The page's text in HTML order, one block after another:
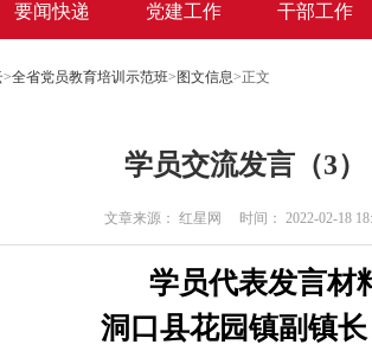
要闻快递 党建工作 干部工作
>全省党员教育培训示范班> 图文信息>正文
学员交流发言（3）
文章来源： 红星网 时间： 2022-02-18
学员代表发言材
洞口县花园镇副镇